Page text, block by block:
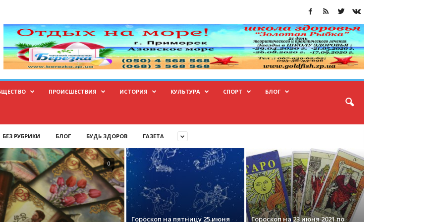
ПРОИСШЕСТВИЯ ИСТОРИЯ КУЛЬТУРА СПОРТ БЛОГ
БЕЗ РУБРИКИ БЛОГ БУДЬ ЗДОРОВ ГАЗЕТА
0
Гороскоп на пятницу 25 июня
Гороскоп на 23 июня 2021 по